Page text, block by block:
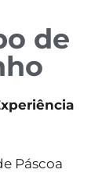
de
Páscoa